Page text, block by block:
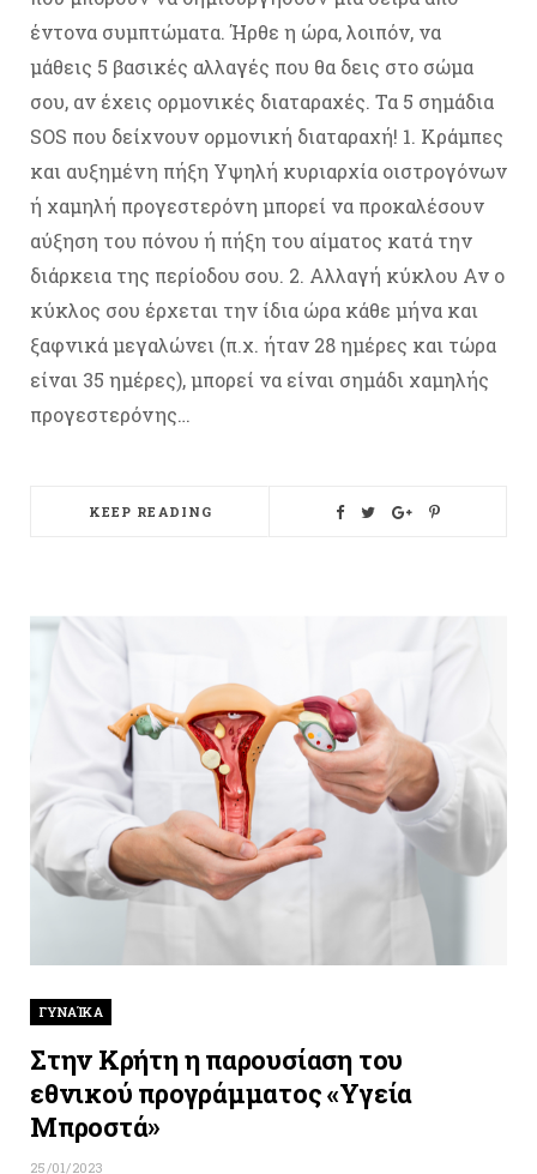
έντονα συμπτώματα. Ήρθε η ώρα, λοιπόν, να
μάθεις 5 βασικές αλλαγές που θα δεις στο σώμα
σου, αν έχεις ορμονικές διαταραχές. Τα 5 σημάδια
SOS που δείχνουν ορμονική διαταραχή! 1. Κράμπες
και αυξημένη πήξη Υψηλή κυριαρχία οιστρογόνων
ή χαμηλή προγεστερόνη μπορεί να προκαλέσουν
αύξηση του πόνου ή πήξη του αίματος κατά την
διάρκεια της περίοδου σου. 2. Αλλαγή κύκλου Αν ο
κύκλος σου έρχεται την ίδια ώρα κάθε μήνα και
ξαφνικά μεγαλώνει (π.χ. ήταν 28 ημέρες και τώρα
είναι 35 ημέρες), μπορεί να είναι σημάδι χαμηλής
προγεστερόνης…
KEEP READING
ΓΥΝΑΊΚΑ
Στην Κρήτη η παρουσίαση του
εθνικού προγράμματος «Υγεία
Μπροστά»
25/01/2023